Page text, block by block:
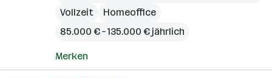
Vollzeit
Homeoffice
85.000 € – 135.000 € jährlich
Merken